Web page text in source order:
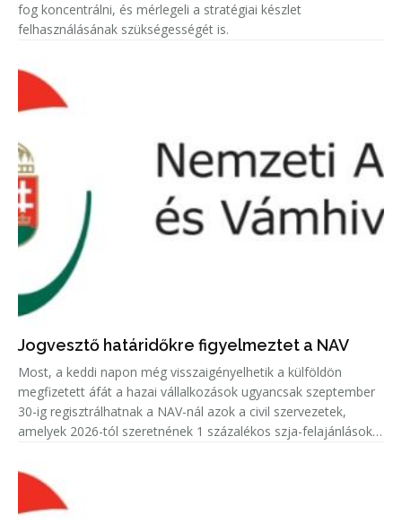
fog koncentrálni, és mérlegeli a stratégiai készlet
felhasználásának szükségességét is.
Jogvesztő határidőkre figyelmeztet a NAV
Most, a keddi napon még visszaigényelhetik a külföldön
megfizetett áfát a hazai vállalkozások ugyancsak szeptember
30-ig regisztrálhatnak a NAV-nál azok a civil szervezetek,
amelyek 2026-tól szeretnének 1 százalékos szja-felajánlásokat